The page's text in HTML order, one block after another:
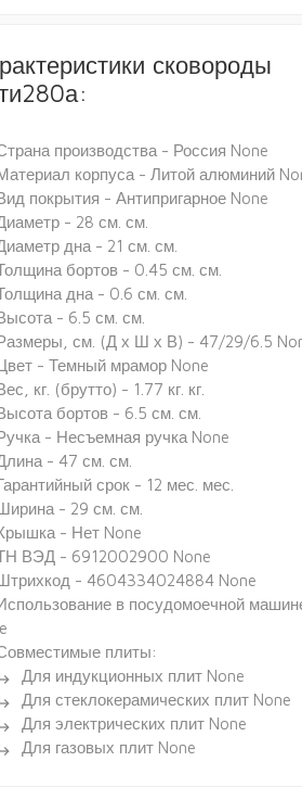
сковороды
производства - Россия None
корпуса - Литой алюминий
покрытия - Антипригарное None
- 28 см. см.
дна - 21 см. см.
бортов - 0.45 см. см.
дна - 0.6 см. см.
- 6.5 см. см.
см. (Д х Ш х В) - 47/29/6.5
- Темный мрамор None
кг. (брутто) - 1.77 кг. кг.
бортов - 6.5 см. см.
- Несъемная ручка None
- 47 см. см.
срок - 12 мес. мес.
- 29 см. см.
- Нет None
ВЭД - 6912002900 None
- 4604334024884 None
в посудомоечной
плиты:
Для индукционных плит None
Для стеклокерамических плит None
Для электрических плит None
Для газовых плит None